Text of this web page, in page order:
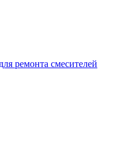
ремонта смесителей